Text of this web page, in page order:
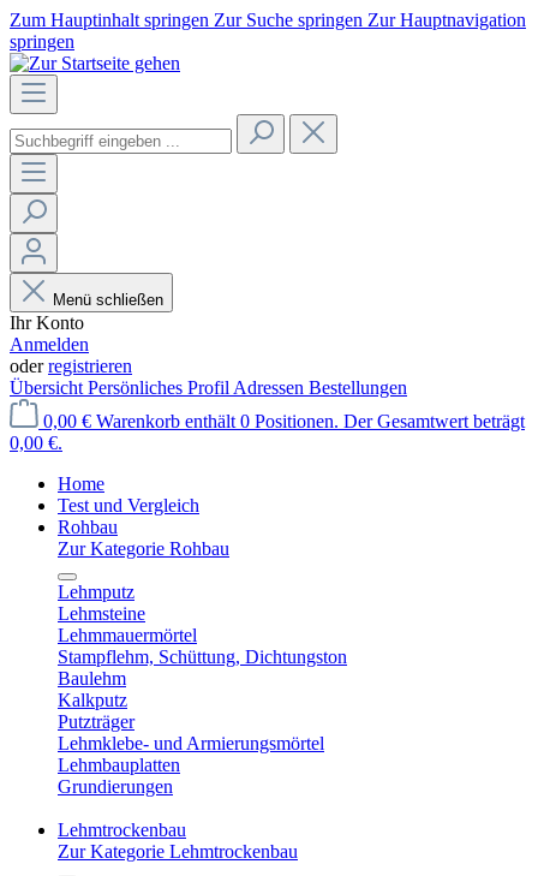
Zum Hauptinhalt springen Zur Suche springen Zur Hauptnavigation
springen
Menü schließen
Ihr Konto
Anmelden
oderregistrieren
Übersicht Persönliches Profil Adressen Bestellungen
0,00 € Warenkorb enthält 0 Positionen. Der Gesamtwert beträgt
0,00 €.
Home
Test und Vergleich
Rohbau
Zur Kategorie Rohbau
Lehmputz
Lehmsteine
Lehmmauermörtel
Stampflehm, Schüttung, Dichtungston
Baulehm
Kalkputz
Putzträger
Lehmklebe- und Armierungsmörtel
Lehmbauplatten
Grundierungen
Lehmtrockenbau
Zur Kategorie Lehmtrockenbau